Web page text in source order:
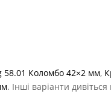
58.01 Коломбо 42×2 мм,
. Інші варіанти дивіться